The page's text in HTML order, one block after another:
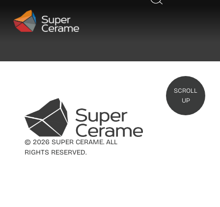
© 2026 SUPER CERAME. ALL
RIGHTS RESERVED.
SCROLL
UP